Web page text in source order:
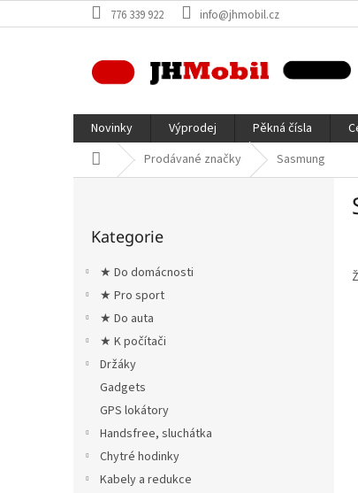
na
776 339 922 info@jhmobil.cz
Novinky Výprodej Pěkná čísla
Domů Prodávané značky Sasmung
kategorie
Kategorie
★ Do domácnosti
★ Pro sport
★ Do auta
★ K počítači
Držáky
Gadgets
GPS lokátory
Handsfree, sluchátka
Chytré hodinky
Kabely a redukce